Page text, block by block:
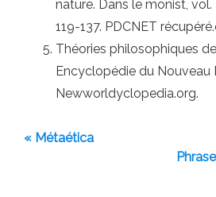
nature. Dans le monist, vol.
119-137. PDCNET
Théories philosophiques
Encyclopédie du Nouveau
Newworldyclopedia.org.
« Métaética